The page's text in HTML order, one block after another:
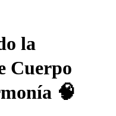
la
Cuerpo
🧠